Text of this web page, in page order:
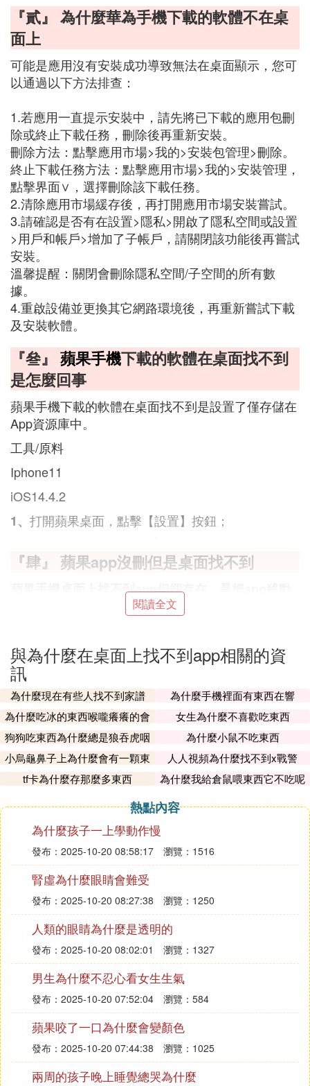
『貳』 為什麼華為手機下載的軟體不在桌
面上
可能是應用沒有安裝成功導致無法在桌面顯示，您可
以通過以下方法排查：
1.若應用一直提示安裝中，請先將已下載的應用包刪
除或終止下載任務，刪除後再重新安裝。
刪除方法：點擊應用市場>我的>安裝包管理>刪除。
終止下載任務方法：點擊應用市場>我的>安裝管理，
點擊界面∨，選擇刪除該下載任務。
2.清除應用市場緩存後，再打開應用市場安裝嘗試。
3.請確認是否有在設置>隱私>開啟了隱私空間或設置
>用戶和帳戶>增加了子帳戶，請關閉該功能後再嘗試
安裝。
溫馨提醒：關閉會刪除隱私空間/子空間的所有數
據。
4.重啟設備並更換其它網路環境後，再重新嘗試下載
及安裝軟體。
『叄』 蘋果手機下載的軟體在桌面找不到
是怎麼回事
蘋果手機下載的軟體在桌面找不到是設置了僅存儲在
App資源庫中。
工具/原料
Iphone11
iOS14.4.2
1、 打開蘋果桌面，點擊【設置】按鈕；
『肆』 蘋果app沒刪但是桌面找不到
蘋果手機桌面上找不到app但卻存在，是把app移動
「移除App」。
『伍』 為什麼電腦下載的軟體在桌面上看
不到
因為電腦在下載軟體時由於軟體不同，就會有不同的
下載位置，這和軟體的默認設置有關。而且一般的下
載軟體的默認下載位置也不是桌面，都下載到桌面多
亂啊。
你可以到下載軟體找到下載的文件，然後看看有沒有
在文件夾顯示的選項，有的話你點開這個選項就可以
看到你下載的軟體了。
『陸』 電腦下載安裝的軟體在桌面上找不
到怎麼回事
第一種情況：所有快捷方式都不見了。 瞄一瞄自己
的電腦，看看是否上面所有的快捷方式都不在了。是
的話，小夥伴們就在桌面上右擊一下自己的滑鼠，彈
出灰色的列表後選擇第一個」查看「，再在它的展開
的列表裡選擇」顯示桌面圖標「，然後就可以在桌面
上看到不僅僅是那個軟體的快捷方式出來了，其他的
圖標也都顯示出來啦。
第二種情況：某個/些快捷方式不見了。 小夥伴們經
過自己的觀察，如果我們的桌面上出現了一部分的快
閱讀全文
與為什麼在桌面上找不到app相關的資
訊
為什麼現在有些人找不到家譜
為什麼手機裡面有東西在響
為什麼吃冰的東西喉嚨癢癢的會
咳
女生為什麼不喜歡吃東西
狗狗吃東西為什麼總是狼吞虎咽
的
為什麼小鼠不吃東西
小烏龜鼻子上為什麼會有一顆東
西
人人視頻為什麼找不到x戰警
tf卡為什麼存那麼多東西
為什麼我給倉鼠喂東西它不吃呢
熱點內容
為什麼孩子一上學動作慢
發布：2025-10-20 08:58:17 瀏覽：1516
腎虛為什麼眼睛會難受
發布：2025-10-20 08:27:38 瀏覽：1250
人類的眼睛為什麼是透明的
發布：2025-10-20 08:02:01 瀏覽：1327
男生為什麼不忍心看女生生氣
發布：2025-10-20 07:52:04 瀏覽：584
蘋果咬了一口為什麼會變顏色
發布：2025-10-20 07:44:38 瀏覽：1025
兩周的孩子晚上睡覺總哭為什麼